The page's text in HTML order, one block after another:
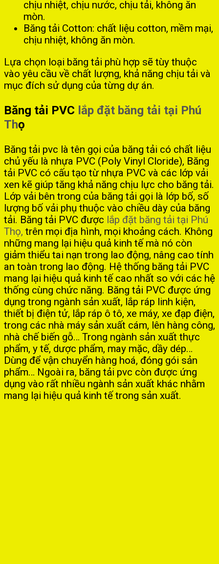
chịu nhiệt, chịu nước, chịu tải, không ăn
mòn.
Băng tải Cotton: chất liệu cotton, mềm mại,
chịu nhiệt, không ăn mòn.
Lựa chọn loại băng tải phù hợp sẽ tùy thuộc
vào yêu cầu về chất lượng, khả năng chịu tải và
mục đích sử dụng của từng dự án.
Băng tải PVC lắp đặt băng tải tại Phú
Thọ
Băng tải pvc là tên gọi của băng tải có chất liệu
chủ yếu là nhựa PVC (Poly Vinyl Cloride), Băng
tải PVC có cấu tạo từ nhựa PVC và các lớp vải
xen kẽ giúp tăng khả năng chịu lực cho băng tải.
Lớp vải bên trong của băng tải gọi là lớp bố, số
lượng bố vải phụ thuộc vào chiều dày của băng
tải. Băng tải PVC được lắp đặt băng tải tại Phú
Thọ, trên mọi địa hình, mọi khoảng cách. Không
những mang lại hiệu quả kinh tế mà nó còn
giảm thiểu tai nạn trong lao động, nâng cao tính
an toàn trong lao động. Hệ thống băng tải PVC
mang lại hiệu quả kinh tế cao nhất so với các hệ
thống cùng chức năng. Băng tải PVC được ứng
dụng trong ngành sản xuất, lắp ráp linh kiện,
thiết bị điện tử, lắp ráp ô tô, xe máy, xe đạp điện,
trong các nhà máy sản xuất cám, lên hàng công,
nhà chế biến gỗ… Trong ngành sản xuất thực
phẩm, y tế, dược phẩm, may mặc, dầy dép…
Dùng để vận chuyển hàng hoá, đóng gói sản
phẩm… Ngoài ra, băng tải pvc còn được ứng
dụng vào rất nhiều ngành sản xuất khác nhằm
mang lại hiệu quả kinh tế trong sản xuất.